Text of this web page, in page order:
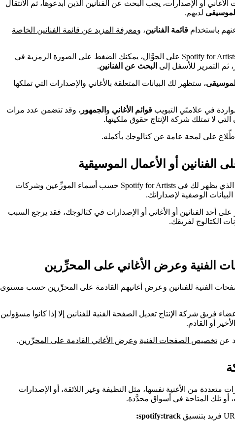
أو الإصدارات، يجب البحث عن الفنانين الذين أبدعوها، ثم الانتقال
الموسيقى لديهم.
باستخدام قائمة الفنانين، ومعرفة المزيد عن قائمة الفنانين الخاصة
في تطبيق Spotify for Artists على الجوَّال، يمكنك الضغط على الصورة الرمزية في
ثم التمرير للأسفل إلى البحث عن الفنانين.
الموسيقى، ستظهر لك البيانات المتعلقة بالأغاني والإصدارات التي تملكها
في علامتَي التبويب قوائم الأغاني و الجمهور ، وقد تتضمن عدد مرات
التي لا تمتلك شركة الإنتاج حقوق ملكيتها.
على لمحة عامة عن كتالوجك بأكمله.
الفنانين أو الأعمال الموسيقية
يتم تصميم الكتالوج الذي يظهر لك في Spotify for Artists حسب أسماء الموزِّعين وشركات
البيانات الوصفية لإصداراتك.
على أحد الفنانين أو الأغاني أو الإصدارات في كتالوجك، فقد يرجع السبب
الكتالوج لفريقك.
الفنية وعرض الأغاني على المحرِّرين
الفنية للفنانين وعرض أغانيهم القادمة على المحرِّرين حسب مستوى
فريق شركة الإنتاج تعديل الصفحة الفنية للفنانين إلا إذا كانوا مسؤولين
أو القادم.
عن تخصيص الصفحات الفنية وعرض الأغاني القادمة على المحرِّرين.
متعددة من الأغنية نفسها، مثل النظيفة وغير اللائقة، أو الإصدارات
أو تلك المتاحة في أسواق محدَّدة.
spotify:track: